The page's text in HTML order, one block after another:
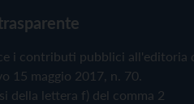
i contributi pubblici all'editoria
15 maggio 2017, n. 70.
della lettera f) del comma 2